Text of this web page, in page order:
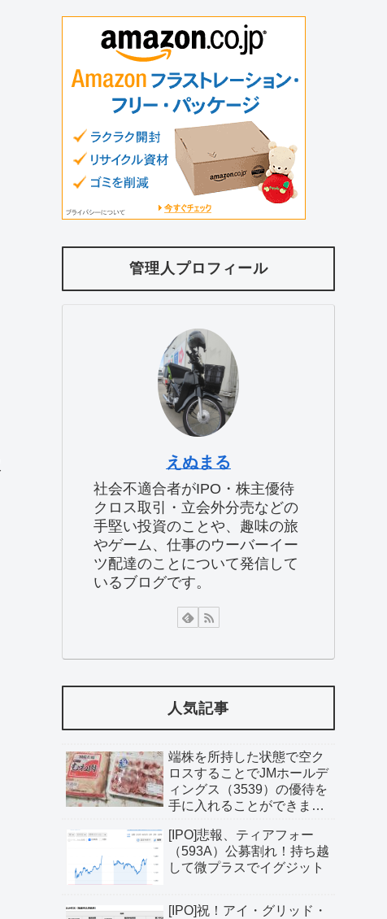
管理人プロフィール
えぬまる
社会不適合者がIPO・株主優待
クロス取引・立会外分売などの
手堅い投資のことや、趣味の旅
やゲーム、仕事のウーバーイー
ツ配達のことについて発信して
いるブログです。
人気記事
端株を所持した状態で空ク
ロスすることでJMホールデ
ィングス（3539）の優待を
手に入れることができまし
[IPO]悲報、ティアフォー
（593A）公募割れ！持ち越
して微プラスでイグジット
[IPO]祝！アイ・グリッド・